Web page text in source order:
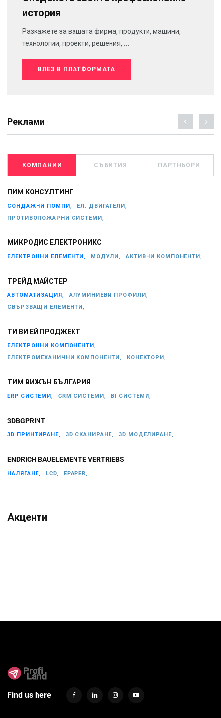
история
Разкажете за вашата фирма, продукти, машини,
технологии, проекти, решения, ...
ВЛЕЗ В ПЛАТФОРМАТА
Реклами
КОМПАНИИ СЪБИТИЯ ПАРТНЬОРИ
ПИМ КОНСУЛТИНГ
СОНДАЖНИ ПОМПИ,
ЕЛ. ДВИГАТЕЛИ,
ПРОТИВОПОЖАРНИ СИСТЕМИ,
МИКРОДИС ЕЛЕКТРОНИКС
ЕЛЕКТРОННИ ЕЛЕМЕНТИ, МОДУЛИ, АКТИВНИ КОМПОНЕНТИ,
ТРЕЙД МАЙСТЕР
АВТОМАТИЗАЦИЯ,
АЛУМИНИЕВИ ПРОФИЛИ,
СВЪРЗВАЩИ ЕЛЕМЕНТИ,
ТИ ВИ ЕЙ ПРОДЖЕКТ
ЕЛЕКТРОННИ КОМПОНЕНТИ,
ЕЛЕКТРОМЕХАНИЧНИ КОМПОНЕНТИ,
КОНЕКТОРИ,
ТИМ ВИЖЪН БЪЛГАРИЯ
ERP СИСТЕМИ, CRM СИСТЕМИ, BI СИСТЕМИ,
3DBGPRINT
3D ПРИНТИРАНЕ, 3D СКАНИРАНЕ, 3D МОДЕЛИРАНЕ,
ENDRICH BAUELEMENTE VERTRIEBS
НАЛЯГАНЕ, LCD, EPAPER,
Акценти
Find us here